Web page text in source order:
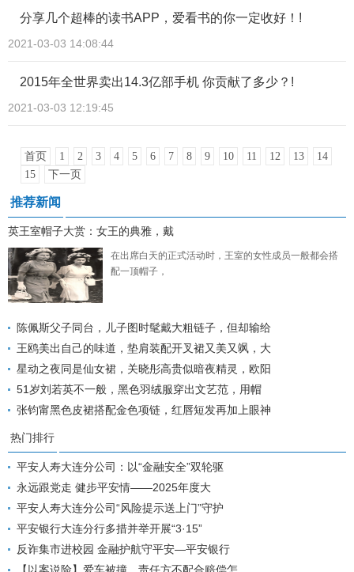
分享几个超棒的读书APP，爱看书的你一定收好！!
2021-03-03 14:08:44
2015年全世界卖出14.3亿部手机 你贡献了多少？!
2021-03-03 12:19:45
首页 1 2 3 4 5 6 7 8 9 10 11 12 13
14
15
下一页
推荐新闻
英王室帽子大赏：女王的典雅，戴
在出席白天的正式活动时，王室的女性成员一般都会搭
配一顶帽子，
陈佩斯父子同台，儿子图时髦戴大粗链子，但却输给
王鸥美出自己的味道，垫肩装配开叉裙又美又飒，大
星动之夜同是仙女裙，关晓彤高贵似暗夜精灵，欧阳
51岁刘若英不一般，黑色羽绒服穿出文艺范，用帽
张钧甯黑色皮裙搭配金色项链，红唇短发再加上眼神
热门排行
平安人寿大连分公司：以“金融安全”双轮驱
永远跟党走 健步平安情——2025年度大
平安人寿大连分公司“风险提示送上门”守护
平安银行大连分行多措并举开展“3·15”
反诈集市进校园 金融护航守平安—平安银行